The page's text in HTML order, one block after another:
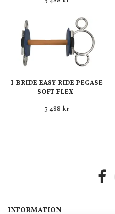
I-BRIDE EASY RIDE PEGASE
SOFT FLEX+
3 488 kr
INFORMATION